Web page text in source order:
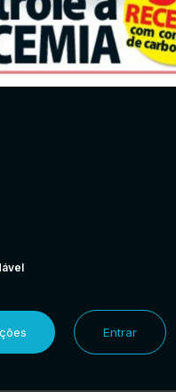
Entrar